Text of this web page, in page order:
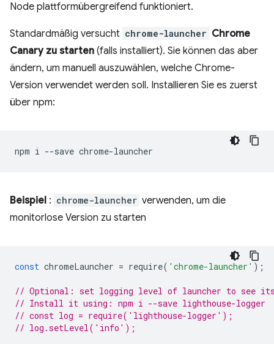
Node plattformübergreifend funktioniert.
Standardmäßig versucht chrome-launcher Chrome
Canary zu starten (falls installiert). Sie können das aber
ändern, um manuell auszuwählen, welche Chrome-
Version verwendet werden soll. Installieren Sie es zuerst
über npm:
npm i --save
Beispiel : chrome-launcher verwenden, um die
monitorlose Version zu starten
const chromeLauncher = require( 'chrome-launcher' );
// Optional: set logging level of launcher to see
// Install it using: npm i --save lighthouse-logger
// const log = require('lighthouse-logger');
// log.setLevel('info');